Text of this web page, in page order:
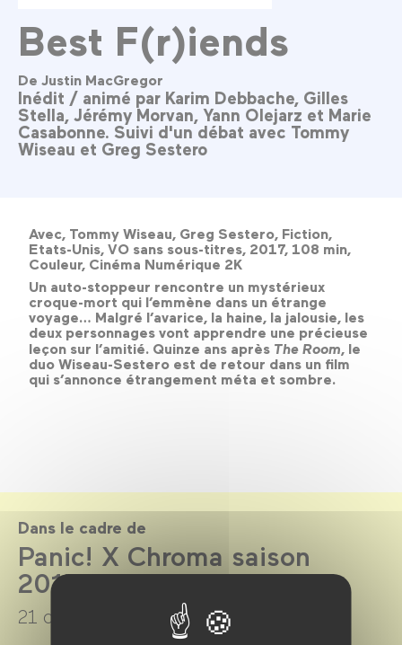
Best F(r)iends
De Justin MacGregor
Inédit / animé par Karim Debbache, Gilles
Stella, Jérémy Morvan, Yann Olejarz et Marie
Casabonne. Suivi d'un débat avec Tommy
Wiseau et Greg Sestero
Avec, Tommy Wiseau, Greg Sestero, Fiction,
Etats-Unis, VO sans sous-titres, 2017, 108 min,
Couleur, Cinéma Numérique 2K
Un auto-stoppeur rencontre un mystérieux
croque-mort qui l’emmène dans un étrange
voyage… Malgré l’avarice, la haine, la jalousie, les
deux personnages vont apprendre une précieuse
leçon sur l’amitié. Quinze ans après The Room, le
duo Wiseau-Sestero est de retour dans un film
qui s’annonce étrangement méta et sombre.
Dans le cadre de
Panic! X Chroma saison
2017-2018
21 octobre 2017 → 23 juin 2018